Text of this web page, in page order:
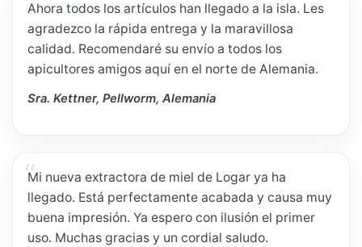
Ahora todos los artículos han llegado a la isla. Les
agradezco la rápida entrega y la maravillosa
calidad. Recomendaré su envío a todos los
apicultores amigos aquí en el norte de Alemania.
Sra. Kettner, Pellworm, Alemania
Mi nueva extractora de miel de Logar ya ha
llegado. Está perfectamente acabada y causa muy
buena impresión. Ya espero con ilusión el primer
uso. Muchas gracias y un cordial saludo.